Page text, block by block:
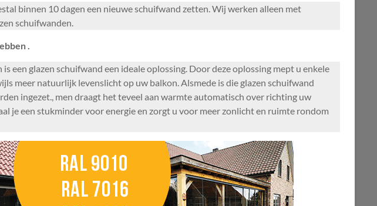
binnen 10 dagen een nieuwe schuifwand zetten. Wij werken alleen met
schuifwanden.
.
glazen schuifwand een ideale oplossing. Door deze oplossing mept u enkele
meer natuurlijk levenslicht op uw balkon. Alsmede is die glazen schuifwand
ingezet., men draagt het teveel aan warmte automatisch over richting uw
je een stukminder voor energie en zorgt u voor meer zonlicht en ruimte rondom